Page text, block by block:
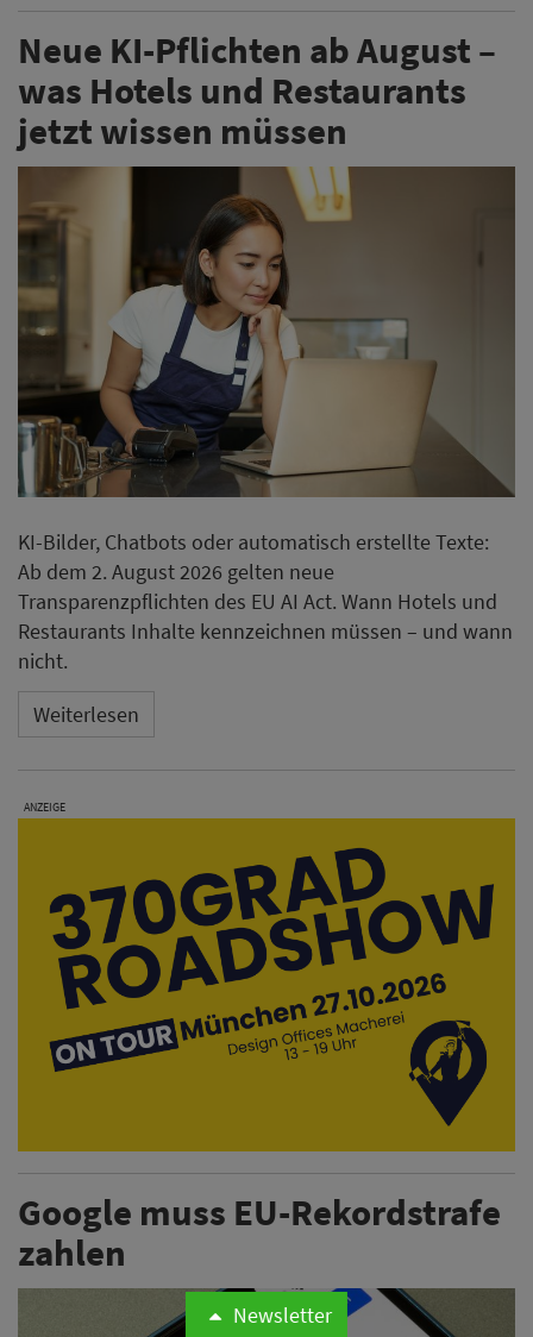
Neue KI-Pflichten ab August –
was Hotels und Restaurants
jetzt wissen müssen
KI-Bilder, Chatbots oder automatisch erstellte Texte:
Ab dem 2. August 2026 gelten neue
Transparenzpflichten des EU AI Act. Wann Hotels und
Restaurants Inhalte kennzeichnen müssen – und wann
nicht.
Weiterlesen
ANZEIGE
Google muss EU-Rekordstrafe
zahlen
Newsletter